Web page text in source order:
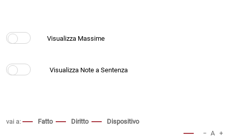
vai a: Fatto Diritto
Dispositivo
− A +